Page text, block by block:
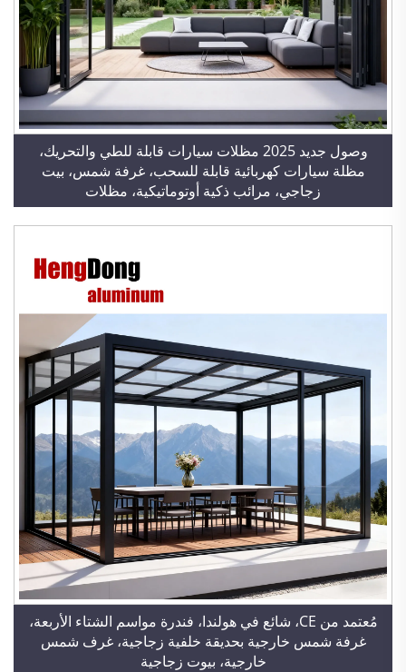
وصول جديد 2025 مظلات سيارات قابلة للطي والتحريك،
مظلة سيارات كهربائية قابلة للسحب، غرفة شمس، بيت
زجاجي، مرائب ذكية أوتوماتيكية، مظلات
مُعتمد من CE، شائع في هولندا، فندرة مواسم الشتاء الأربعة،
غرفة شمس خارجية بحديقة خلفية زجاجية، غرف شمس
خارجية، بيوت زجاجية